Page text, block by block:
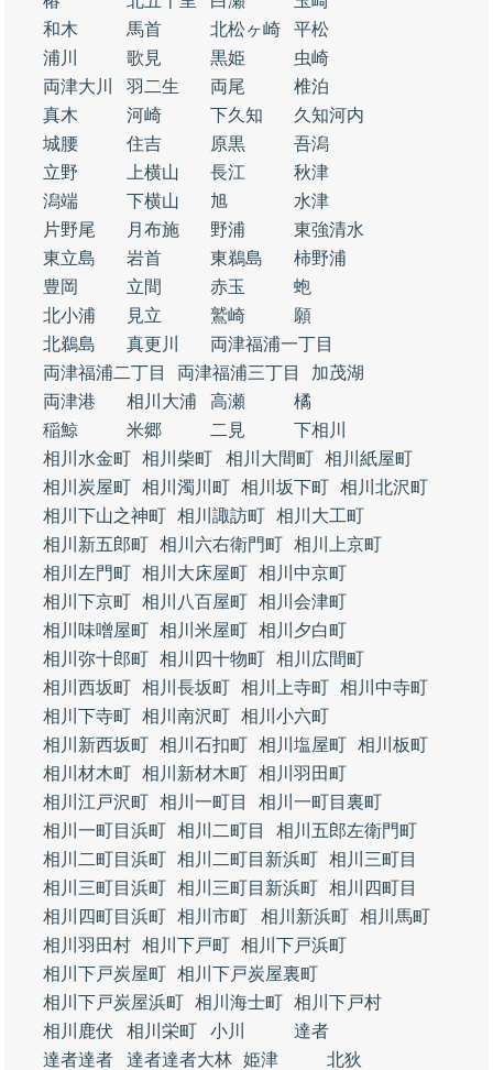
和木
馬首 北松ヶ崎
平松
浦川
歌見 黒姫
虫崎
両津大川
羽二生 両尾
椎泊
真木
河崎 下久知
久知河内
城腰
住吉 原黒
吾潟
立野
上横山 長江
秋津
潟端
下横山 旭
水津
片野尾
月布施 野浦
東強清水
東立島
岩首 東鵜島
柿野浦
豊岡
立間 赤玉
蚫
北小浦
見立 鷲崎
願
北鵜島
真更川
両津福浦一丁目
両津福浦二丁目
両津福浦三丁目
加茂湖
両津港
相川大浦 高瀬
橘
稲鯨
米郷 二見
下相川
相川水金町 相川柴町 相川大間町 相川紙屋町
相川炭屋町 相川濁川町 相川坂下町 相川北沢町
相川下山之神町 相川諏訪町 相川大工町
相川新五郎町 相川六右衛門町 相川上京町
相川左門町 相川大床屋町 相川中京町
相川下京町 相川八百屋町 相川会津町
相川味噌屋町 相川米屋町 相川夕白町
相川弥十郎町 相川四十物町 相川広間町
相川西坂町 相川長坂町 相川上寺町 相川中寺町
相川下寺町 相川南沢町 相川小六町
相川新西坂町 相川石扣町 相川塩屋町 相川板町
相川材木町 相川新材木町 相川羽田町
相川江戸沢町 相川一町目
相川一町目裏町
相川一町目浜町 相川二町目
相川五郎左衛門町
相川二町目浜町 相川二町目新浜町 相川三町目
相川三町目浜町 相川三町目新浜町 相川四町目
相川四町目浜町 相川市町 相川新浜町 相川馬町
相川羽田村 相川下戸町 相川下戸浜町
相川下戸炭屋町 相川下戸炭屋裏町
相川下戸炭屋浜町 相川海士町 相川下戸村
相川鹿伏
相川栄町 小川
達者
達者達者
達者達者大林 姫津
北狄